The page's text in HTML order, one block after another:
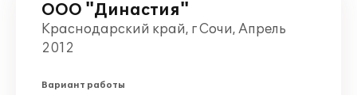
ООО "Династия"
Краснодарский край, г Сочи, Апрель
2012
Вариант работы